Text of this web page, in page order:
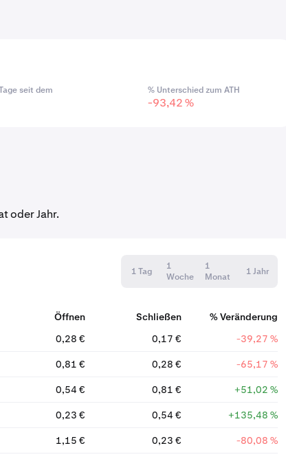
seit dem % Unterschied zum ATH
-93,42 %
oder Jahr.
1 Tag
1
Woche
1
Monat
1 Jahr
Öffnen Schließen
% Veränderung
0,28 € 0,17 € -39,27 %
0,81 € 0,28 € -65,17 %
0,54 € 0,81 € +51,02 %
0,23 € 0,54 € +135,48 %
1,15 € 0,23 € -80,08 %